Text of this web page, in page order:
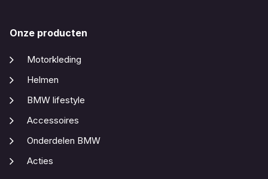
Onze producten
Motorkleding
Helmen
BMW lifestyle
Accessoires
Onderdelen BMW
Acties